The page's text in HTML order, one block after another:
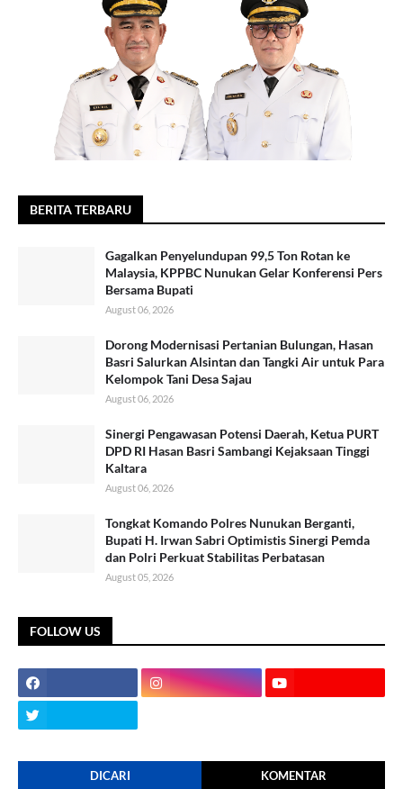
BERITA TERBARU
Gagalkan Penyelundupan 99,5 Ton Rotan ke
Malaysia, KPPBC Nunukan Gelar Konferensi Pers
Bersama Bupati
August 06, 2026
Dorong Modernisasi Pertanian Bulungan, Hasan
Basri Salurkan Alsintan dan Tangki Air untuk Para
Kelompok Tani Desa Sajau
August 06, 2026
Sinergi Pengawasan Potensi Daerah, Ketua PURT
DPD RI Hasan Basri Sambangi Kejaksaan Tinggi
Kaltara
August 06, 2026
Tongkat Komando Polres Nunukan Berganti,
Bupati H. Irwan Sabri Optimistis Sinergi Pemda
dan Polri Perkuat Stabilitas Perbatasan
August 05, 2026
FOLLOW US
DICARI KOMENTAR